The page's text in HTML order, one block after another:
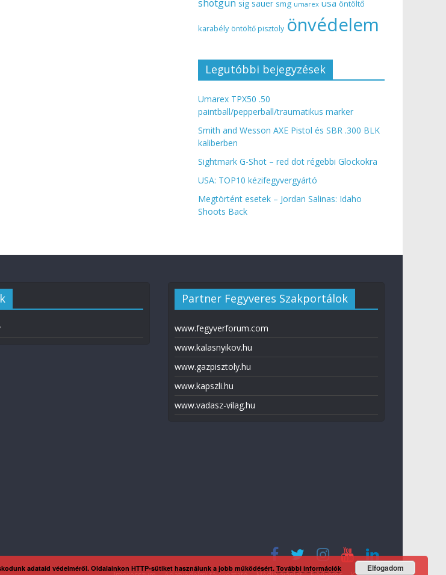
shotgun sig sauer smg umarex usa öntöltő
karabély öntöltő pisztoly önvédelem
Legutóbbi bejegyzések
Umarex TPX50 .50
paintball/pepperball/traumatikus marker
Smith and Wesson AXE Pistol és SBR .300 BLK
kaliberben
Sightmark G-Shot – red dot régebbi Glockokra
USA: TOP10 kézifegyvergyártó
Megtörtént esetek – Jordan Salinas: Idaho
Shoots Back
Partner Fegyveres Szakportálok
www.fegyverforum.com
www.kalasnyikov.hu
www.gazpisztoly.hu
www.kapszli.hu
www.vadasz-vilag.hu
adataid védelméről. Oldalainkon HTTP-sütiket használunk a jobb működésért. További információk Elfogadom